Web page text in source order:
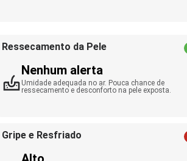
Ressecamento da Pele
Nenhum alerta
Umidade adequada no ar. Pouca chance de
ressecamento e desconforto na pele exposta.
Gripe e Resfriado